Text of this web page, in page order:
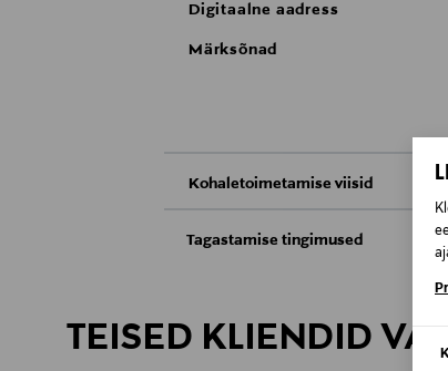
Digitaalne aadress
Märksõnad
Kohaletoimetamise viisid
Tarnimine pakiautomaati või
Tagastamise tingimused
Teil on õigus toodetega tutvuda ja
saab neid tagastada ainult
E-POE TAGASTUSED
TEISED KLIENDID